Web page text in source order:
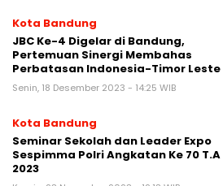
Kota Bandung
JBC Ke-4 Digelar di Bandung,
Pertemuan Sinergi Membahas
Perbatasan Indonesia-Timor Leste
Senin, 18 Desember 2023 - 14:25 WIB
Kota Bandung
Seminar Sekolah dan Leader Expo
Sespimma Polri Angkatan Ke 70 T.A
2023